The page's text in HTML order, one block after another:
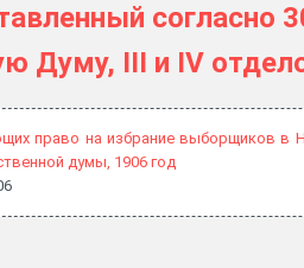
согласно
Думу, III и IV
право на избрание выборщиков в
думы, 1906 год